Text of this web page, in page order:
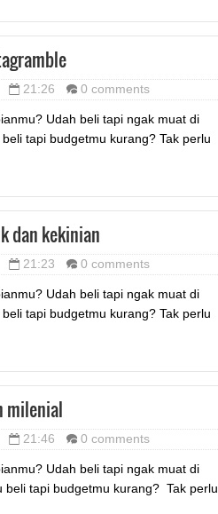
21:26 0 comments
Udah beli tapi ngak muat di
tapi budgetmu kurang? Tak perlu
dan kekinian
21:23 0 comments
Udah beli tapi ngak muat di
tapi budgetmu kurang? Tak perlu
milenial
21:46 0 comments
Udah beli tapi ngak muat di
beli tapi budgetmu kurang? Tak perlu